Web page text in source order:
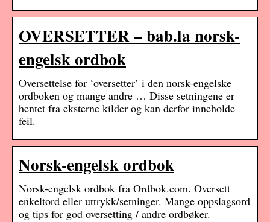
OVERSETTER – bab.la norsk-
engelsk ordbok
Oversettelse for ‘oversetter’ i den norsk-engelske
ordboken og mange andre … Disse setningene er
hentet fra eksterne kilder og kan derfor inneholde
feil.
Norsk-engelsk ordbok
Norsk-engelsk ordbok fra Ordbok.com. Oversett
enkeltord eller uttrykk/setninger. Mange oppslagsord
og tips for god oversetting / andre ordbøker.